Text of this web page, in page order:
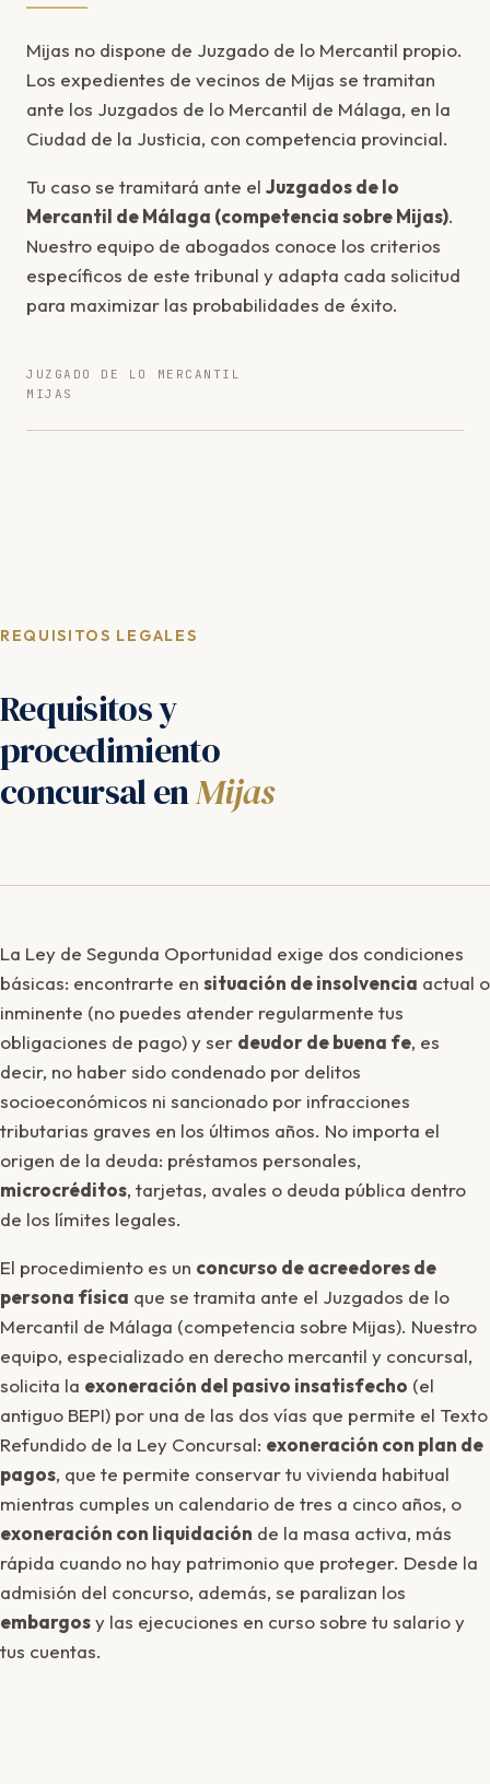
Mijas no dispone de Juzgado de lo Mercantil propio.
Los expedientes de vecinos de Mijas se tramitan
ante los Juzgados de lo Mercantil de Málaga, en la
Ciudad de la Justicia, con competencia provincial.
Tu caso se tramitará ante el Juzgados de lo
Mercantil de Málaga (competencia sobre Mijas).
Nuestro equipo de abogados conoce los criterios
específicos de este tribunal y adapta cada solicitud
para maximizar las probabilidades de éxito.
JUZGADO DE LO MERCANTIL
MIJAS
REQUISITOS LEGALES
Requisitos y
procedimiento
concursal enMijas
La Ley de Segunda Oportunidad exige dos condiciones
básicas: encontrarte en situación de insolvencia actual o
inminente (no puedes atender regularmente tus
obligaciones de pago) y ser deudor de buena fe, es
decir, no haber sido condenado por delitos
socioeconómicos ni sancionado por infracciones
tributarias graves en los últimos años. No importa el
origen de la deuda: préstamos personales,
microcréditos, tarjetas, avales o deuda pública dentro
de los límites legales.
El procedimiento es un concurso de acreedores de
persona física que se tramita ante el Juzgados de lo
Mercantil de Málaga (competencia sobre Mijas). Nuestro
equipo, especializado en derecho mercantil y concursal,
solicita la exoneración del pasivo insatisfecho (el
antiguo BEPI) por una de las dos vías que permite el Texto
Refundido de la Ley Concursal: exoneración con plan de
pagos, que te permite conservar tu vivienda habitual
mientras cumples un calendario de tres a cinco años, o
exoneración con liquidación de la masa activa, más
rápida cuando no hay patrimonio que proteger. Desde la
admisión del concurso, además, se paralizan los
embargosy las ejecuciones en curso sobre tu salario y
tus cuentas.